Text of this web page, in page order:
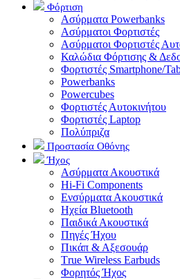
Φόρτιση
Ασύρματα Powerbanks
Aσύρματοι Φορτιστές
Ασύρματοι Φορτιστές
Καλώδια Φόρτισης &
Φορτιστές Smartphone/
Powerbanks
Powercubes
Φορτιστές Αυτοκινήτου
Φορτιστές Laptop
Πολύπριζα
Προστασία Οθόνης
Ήχος
Ασύρματα Ακουστικά
Hi-Fi Components
Ενσύρματα Ακουστικά
Ηχεία Bluetooth
Παιδικά Ακουστικά
Πηγές Ήχου
Πικάπ & Αξεσουάρ
Τrue Wireless Earbuds
Φορητός Ήχος